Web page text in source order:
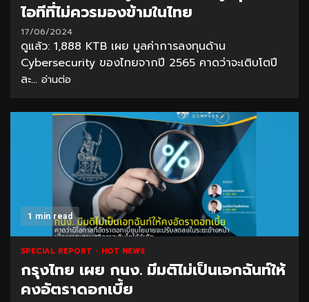
ไอทีที่ไม่ควรมองข้ามในไทย
17/06/2024
ดูแล้ว: 1,888 KTB เผย มูลค่าการลงทุนด้าน
Cybersecurity ของไทยจากปี 2565 คาดว่าจะเติบโตปี
ละ... อ่านต่อ
1 min read
SPECIAL REPORT HOT NEWS
กรุงไทย เผย กนง. มีมติไม่เป็นเอกฉันท์ให้
คงอัตราดอกเบี้ย